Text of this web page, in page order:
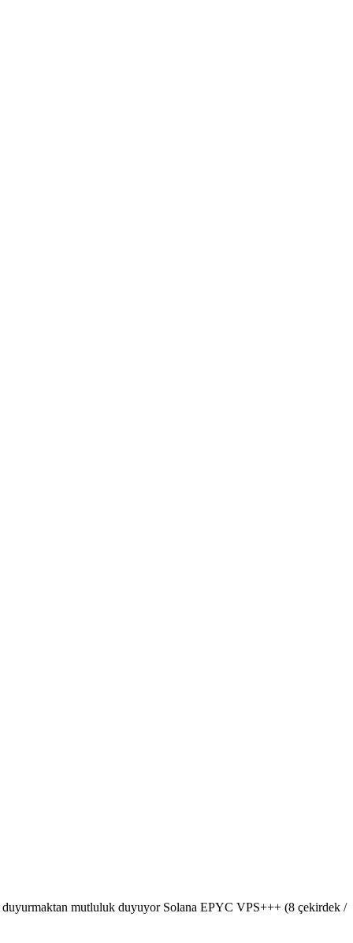
mutluluk duyuyor Solana EPYC VPS+++ (8 çekirdek /